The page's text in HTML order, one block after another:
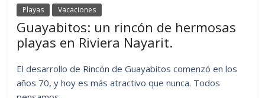
Playas Vacaciones
Guayabitos: un rincón de hermosas
playas en Riviera Nayarit.
El desarrollo de Rincón de Guayabitos comenzó en los
años 70, y hoy es más atractivo que nunca. Todos